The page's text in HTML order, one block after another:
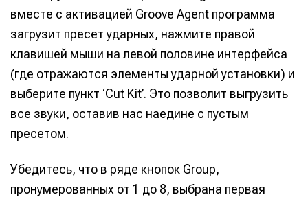
вместе с активацией Groove Agent программа
загрузит пресет ударных, нажмите правой
клавишей мыши на левой половине интерфейса
(где отражаются элементы ударной установки) и
выберите пункт ‘Cut Kit’. Это позволит выгрузить
все звуки, оставив нас наедине с пустым
пресетом.
Убедитесь, что в ряде кнопок Group,
пронумерованных от 1 до 8, выбрана первая